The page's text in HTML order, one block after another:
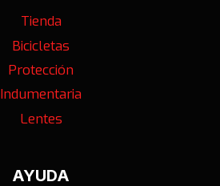
Tienda
Bicicletas
Protección
Indumentaria
Lentes
AYUDA